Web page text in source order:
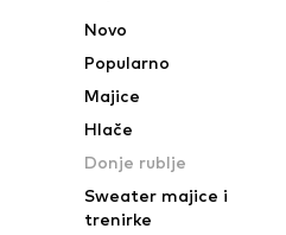
Novo
Popularno
Majice
Hlače
Donje rublje
Sweater majice i
trenirke